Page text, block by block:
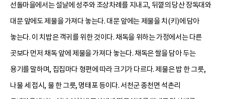
선돌마을에서는 설날에 성주와 조상차례를 지내고, 뒤꼍의 당산 장독대와
대문 앞에도 제물을 가져다 놓는다. 대문 앞에는 제물을 치(키)에 담아
놓는다. 이 치밥은 객귀를 위한 것이다. 채독을 위하는 가정에서는 다른
곳보다 먼저 채독 앞에 제물을 가져다 놓는다. 채독은 쌀을 담아 두는
용기를 말하며, 집집마다 형편에 따라 크기가 다르다. 제물은 밥 한 그릇,
나물 세 접시, 물 한 그릇, 명태포 등이다. 서천군 종천면 석촌리